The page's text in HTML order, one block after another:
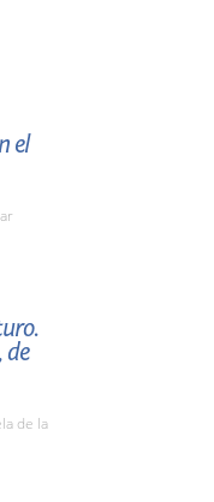
el
de
de la